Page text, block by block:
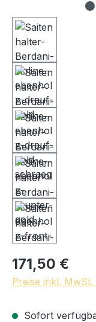
171,50 €
Preise inkl.
Sofort